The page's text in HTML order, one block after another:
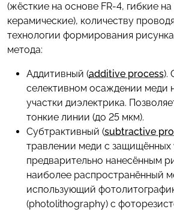
(жёсткие на основе FR-4, гибкие
керамические), количеству
технологии формирования
метода:
Аддитивный (additive process).
селективном осаждении меди
участки диэлектрика.
тонкие линии (до 25 мкм).
Субтрактивный (subtractive
травлении меди с защищённых
предварительно нанесённым
наиболее распространённый
использующий
(photolithography) с